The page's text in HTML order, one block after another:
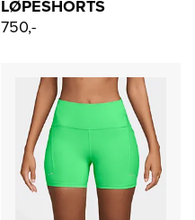
LØPESHORTS
750,-